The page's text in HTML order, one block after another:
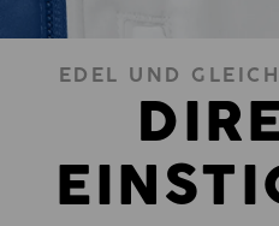
EDEL UND